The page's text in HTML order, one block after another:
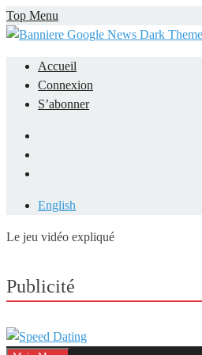
Skip
to
Top Menu
Accueil
Connexion
S’abonner
English
Le jeu vidéo expliqué
Publicité